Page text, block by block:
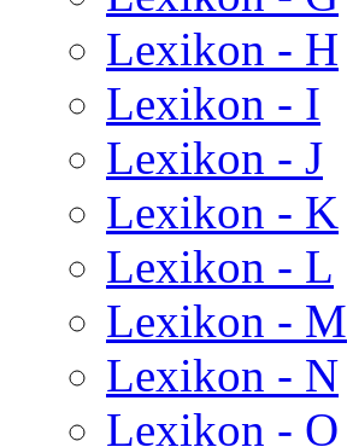
Lexikon - H
Lexikon - I
Lexikon - J
Lexikon - K
Lexikon - L
Lexikon - M
Lexikon - N
Lexikon - O